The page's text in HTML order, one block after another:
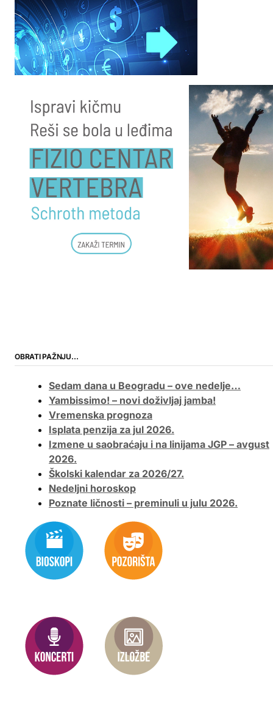
OBRATI PAŽNJU…
Sedam dana u Beogradu – ove nedelje…
Yambissimo! – novi doživljaj jamba!
Vremenska prognoza
Isplata penzija za jul 2026.
Izmene u saobraćaju i na linijama JGP – avgust
2026.
Školski kalendar za 2026/27.
Nedeljni horoskop
Poznate ličnosti – preminuli u julu 2026.